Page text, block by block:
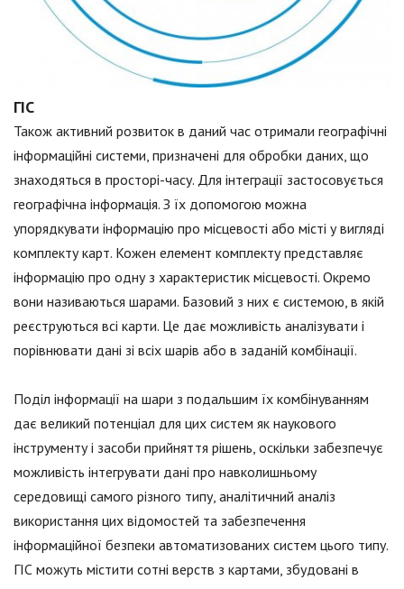
ГІС
Також активний розвиток в даний час отримали географічні
інформаційні системи, призначені для обробки даних, що
знаходяться в просторі-часу. Для інтеграції застосовується
географічна інформація. З їх допомогою можна
упорядкувати інформацію про місцевості або місті у вигляді
комплекту карт. Кожен елемент комплекту представляє
інформацію про одну з характеристик місцевості. Окремо
вони називаються шарами. Базовий з них є системою, в якій
реєструються всі карти. Це дає можливість аналізувати і
порівнювати дані зі всіх шарів або в заданій комбінації.
Поділ інформації на шари з подальшим їх комбінуванням
дає великий потенціал для цих систем як наукового
інструменту і засоби прийняття рішень, оскільки забезпечує
можливість інтегрувати дані про навколишньому
середовищі самого різного типу, аналітичний аналіз
використання цих відомостей та забезпечення
інформаційної безпеки автоматизованих систем цього типу.
ГІС можуть містити сотні верств з картами, збудовані в